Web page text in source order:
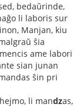
bedaŭrinde,
li laboris sur
Manjan, kiu
ŝia
ame labori
sian junan
ŝin pri
li mandzas,